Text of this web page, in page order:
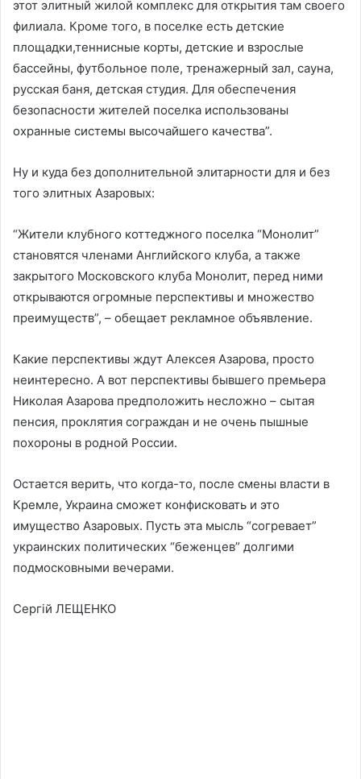
этот элитный жилой комплекс для открытия там своего
филиала. Кроме того, в поселке есть детские
площадки,теннисные корты, детские и взрослые
бассейны, футбольное поле, тренажерный зал, сауна,
русская баня, детская студия. Для обеспечения
безопасности жителей поселка использованы
охранные системы высочайшего качества”.
Ну и куда без дополнительной элитарности для и без
того элитных Азаровых:
“Жители клубного коттеджного поселка “Монолит”
становятся членами Английского клуба, а также
закрытого Московского клуба Монолит, перед ними
открываются огромные перспективы и множество
преимуществ”, – обещает рекламное объявление.
Какие перспективы ждут Алексея Азарова, просто
неинтересно. А вот перспективы бывшего премьера
Николая Азарова предположить несложно – сытая
пенсия, проклятия сограждан и не очень пышные
похороны в родной России.
Остается верить, что когда-то, после смены власти в
Кремле, Украина сможет конфисковать и это
имущество Азаровых. Пусть эта мысль “согревает”
украинских политических “беженцев” долгими
подмосковными вечерами.
Сергій ЛЕЩЕНКО